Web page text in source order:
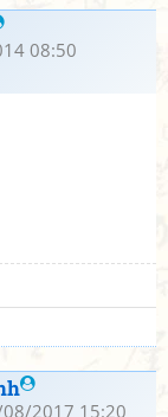
08:50
2017 15:20